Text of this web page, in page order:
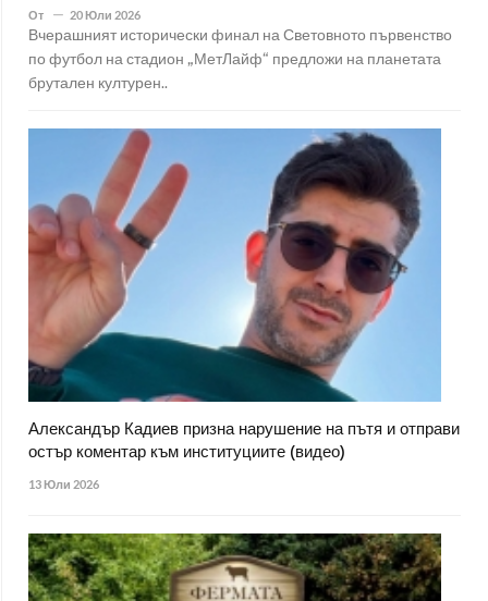
От 20 Юли 2026
Вчерашният исторически финал на Световното първенство
по футбол на стадион „МетЛайф“ предложи на планетата
брутален културен..
Александър Кадиев призна нарушение на пътя и отправи
остър коментар към институциите (видео)
13 Юли 2026